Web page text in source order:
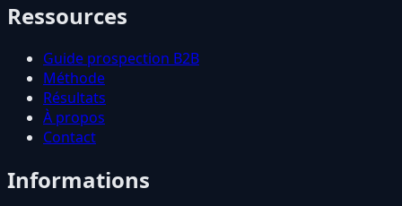
Ressources
Guide prospection B2B
Méthode
Résultats
À propos
Contact
Informations